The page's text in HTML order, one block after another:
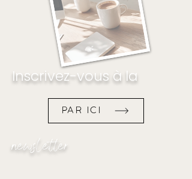
Inscrivez-vous à la
PAR ICI
newsletter